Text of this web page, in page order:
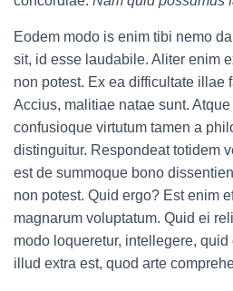
Eodem modo is enim tibi nemo
sit, id esse laudabile. Aliter enim
non potest. Ex ea difficultate illae
Accius, malitiae natae sunt.
confusioque virtutum tamen a
distinguitur. Respondeat totidem
est de summoque bono
non potest. Quid ergo? Est enim
magnarum voluptatum. Quid ei
modo loqueretur, intellegere,
illud extra est, quod arte